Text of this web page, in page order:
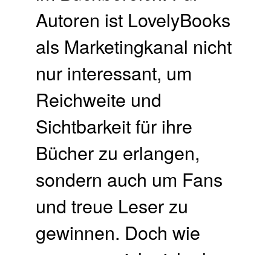
Autoren ist LovelyBooks
als Marketingkanal nicht
nur interessant, um
Reichweite und
Sichtbarkeit für ihre
Bücher zu erlangen,
sondern auch um Fans
und treue Leser zu
gewinnen. Doch wie